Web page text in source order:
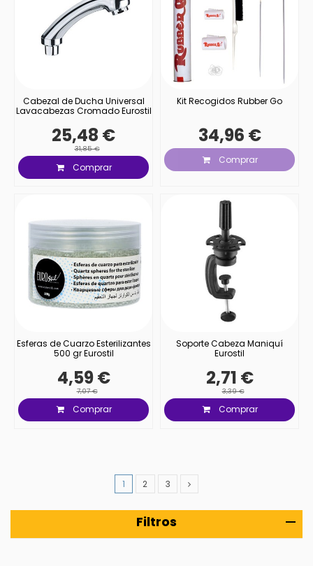
Cabezal de Ducha Universal
Lavacabezas Cromado Eurostil
25,48 €
31,85 €
Comprar
Kit Recogidos Rubber Go
34,96 €
Comprar
Esferas de Cuarzo Esterilizantes
500 gr Eurostil
4,59 €
7,07 €
Comprar
Soporte Cabeza Maniquí
Eurostil
2,71 €
3,39 €
Comprar
1 2 3
Filtros